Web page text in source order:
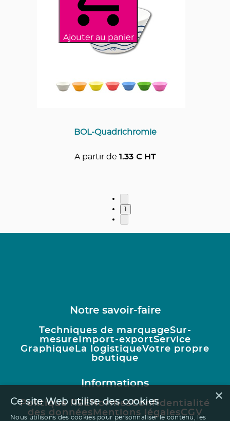
Ajouter au panier
BOL-Quadrichromie
A partir de 1.33€ HT
1
Notre savoir-faire
Techniques de marquageSur-
mesure Import-exportService
Graphique La logistiqueVotre propre
boutique
Informations
Politique RSENormesConfidentialité
des données Mentions légalesCGV
×
Ce site Web utilise des cookies
Nous utilisons des cookies pour personnaliser le contenu, les